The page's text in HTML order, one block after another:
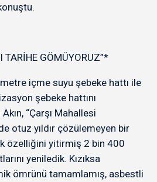
TARİHE GÖMÜYORUZ”*
içme suyu şebeke hattı ile
şebeke hattını
“Çarşı Mahallesi
otuz yıldır çözülemeyen bir
özelliğini yitirmiş 2 bin 400
yeniledik. Kızıksa
ömrünü tamamlamış, asbestli